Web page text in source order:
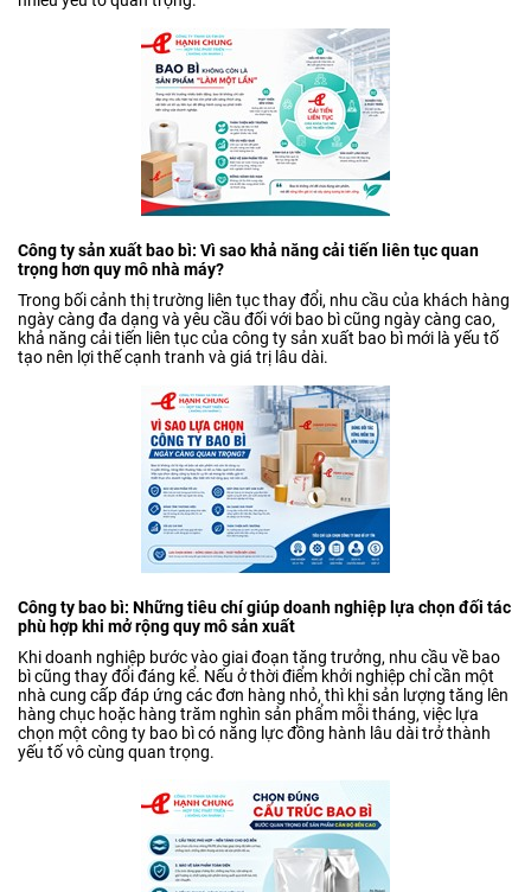
Công ty sản xuất bao bì: Vì sao khả năng cải tiến liên tục quan
trọng hơn quy mô nhà máy?
Trong bối cảnh thị trường liên tục thay đổi, nhu cầu của khách hàng
ngày càng đa dạng và yêu cầu đối với bao bì cũng ngày càng cao,
khả năng cải tiến liên tục của công ty sản xuất bao bì mới là yếu tố
tạo nên lợi thế cạnh tranh và giá trị lâu dài.
Công ty bao bì: Những tiêu chí giúp doanh nghiệp lựa chọn đối tác
phù hợp khi mở rộng quy mô sản xuất
Khi doanh nghiệp bước vào giai đoạn tăng trưởng, nhu cầu về bao
bì cũng thay đổi đáng kể. Nếu ở thời điểm khởi nghiệp chỉ cần một
nhà cung cấp đáp ứng các đơn hàng nhỏ, thì khi sản lượng tăng lên
hàng chục hoặc hàng trăm nghìn sản phẩm mỗi tháng, việc lựa
chọn một công ty bao bì có năng lực đồng hành lâu dài trở thành
yếu tố vô cùng quan trọng.